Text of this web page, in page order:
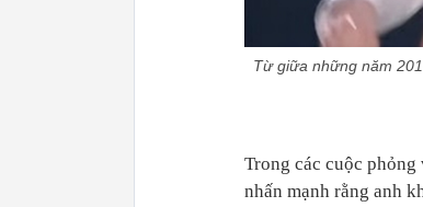
Từ giữa những năm
Trong các cuộc
nhấn mạnh rằng anh